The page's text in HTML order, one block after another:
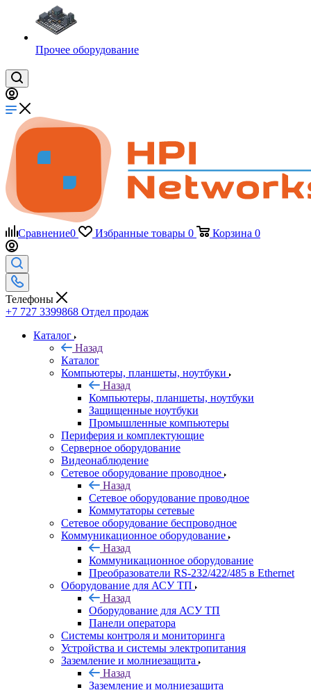
Прочее оборудование
Сравнение0 Избранные товары 0 Корзина 0
Телефоны
+7 727 3399868 Отдел продаж
Каталог
Назад
Каталог
Компьютеры, планшеты, ноутбуки
Назад
Компьютеры, планшеты, ноутбуки
Защищенные ноутбуки
Промышленные компьютеры
Периферия и комплектующие
Серверное оборудование
Видеонаблюдение
Сетевое оборудование проводное
Назад
Сетевое оборудование проводное
Коммутаторы сетевые
Сетевое оборудование беспроводное
Коммуникационное оборудование
Назад
Коммуникационное оборудование
Преобразователи RS-232/422/485 в Ethernet
Оборудование для АСУ ТП
Назад
Оборудование для АСУ ТП
Панели оператора
Системы контроля и мониторинга
Устройства и системы электропитания
Заземление и молниезащита
Назад
Заземление и молниезащита